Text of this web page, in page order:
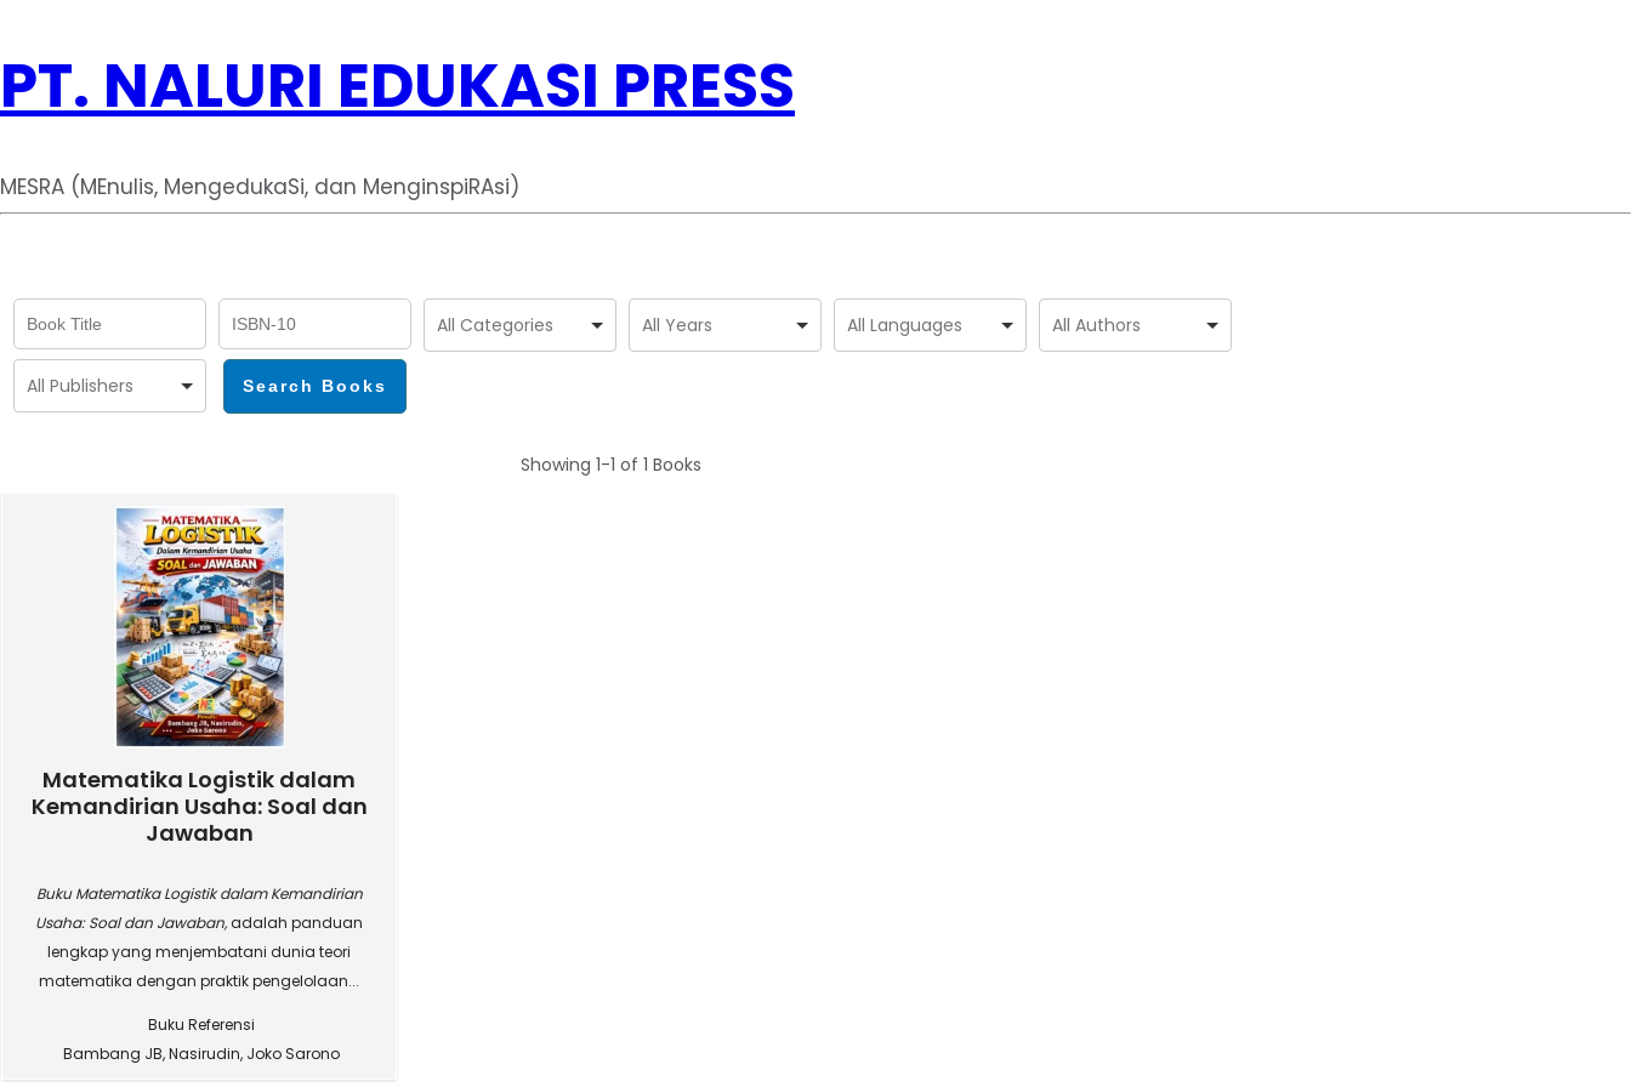
PT. NALURI EDUKASI PRESS
MESRA (MEnulis, MengedukaSi, dan MenginspiRAsi)
Showing 1-1 of 1 Books
Matematika Logistik dalam
Kemandirian Usaha: Soal dan
Jawaban
Buku Matematika Logistik dalam Kemandirian
Usaha: Soal dan Jawaban,adalah panduan
lengkap yang menjembatani dunia teori
matematika dengan praktik pengelolaan...
Buku Referensi
Bambang JB, Nasirudin, Joko Sarono